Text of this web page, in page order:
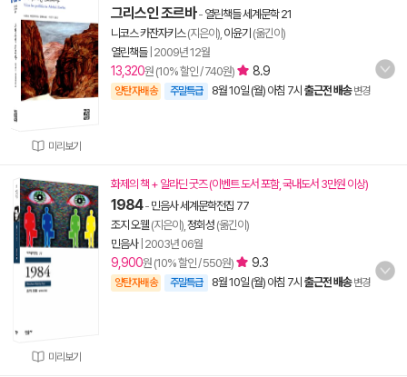
미리보기
그리스인 조르바- 열린책들 세계문학 21
니코스 카잔자키스(지은이), 이윤기 (옮긴이)
열린책들| 2009년 12월
13,320원 (10% 할인 / 740원) 8.9
양탄자배송 주말특급 8월 10일 (월) 아침 7시 출근전 배송 변경
미리보기
화제의 책 + 알라딘 굿즈 (이벤트 도서 포함, 국내도서 3만원 이상)
1984- 민음사 세계문학전집 77
조지 오웰 (지은이), 정회성 (옮긴이)
민음사| 2003년 06월
9,900원 (10% 할인 / 550원) 9.3
양탄자배송 주말특급 8월 10일 (월) 아침 7시 출근전 배송 변경